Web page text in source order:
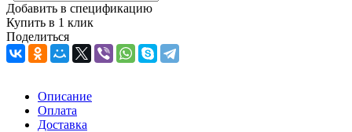
Добавить в спецификацию
Купить в 1 клик
Поделиться
Описание
Оплата
Доставка